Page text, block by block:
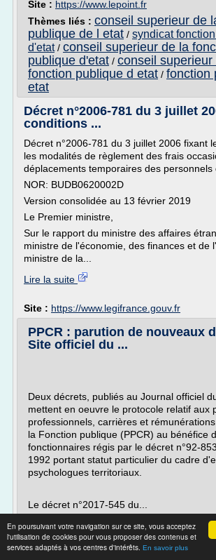
En poursuivant votre navigation sur ce site, vous acceptez
l'utilisation de cookies pour vous proposer des contenus et
services adaptés à vos centres d'intérêts. En savoir plus
Site : https://www.lepoint.fr
Thèmes liés : conseil superieur de
publique de l etat / syndicat
d'etat/ conseil superieur de la
publique d'etat / conseil superieur
fonction publique d etat / fonction
etat
Décret n°2006-781 du 3 juillet
conditions ...
Décret n°2006-781 du 3 juillet 2006 fixant
les modalités de règlement des frais
déplacements temporaires des personnels
NOR: BUDB0620002D
Version consolidée au 13 février 2019
Le Premier ministre,
Sur le rapport du ministre des affaires
ministre de l'économie, des finances et de
ministre de la...
Lire la suite
Site : https://www.legifrance.gouv.fr
PPCR : parution de nouveaux
Site officiel du ...
Deux décrets, publiés au Journal officiel
mettent en oeuvre le protocole relatif aux
professionnels, carrières et
la Fonction publique (PPCR) au bénéfice
fonctionnaires régis par le décret n°92-
1992 portant statut particulier du cadre
psychologues territoriaux.
Le décret n°2017-545 du...
Lire la suite
Date:2019-02-13 23:11:08
Site :